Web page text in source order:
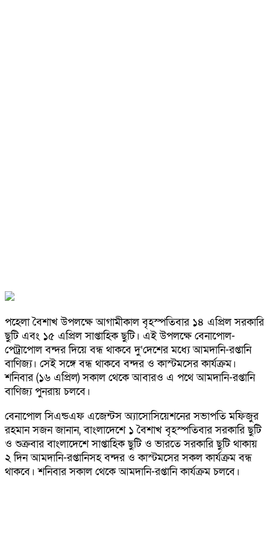
পহেলা বৈশাখ উপলক্ষে আগামীকাল বৃহস্পতিবার ১৪ এপ্রিল সরকারি
ছুটি এবং ১৫ এপ্রিল সাপ্তাহিক ছুটি। এই উপলক্ষে বেনাপোল-
পেট্রাপোল বন্দর দিয়ে বন্ধ থাকবে দু‘দেশের মধ্যে আমদানি-রপ্তানি
বাণিজ্য। সেই সঙ্গে বন্ধ থাকবে বন্দর ও কাস্টমসের কার্যক্রম।
শনিবার (১৬ এপ্রিল) সকাল থেকে আবারও এ পথে আমদানি-রপ্তানি
বাণিজ্য পুনরায় চলবে।
বেনাপোল সিএন্ডএফ এজেন্টস অ্যাসোসিয়েশনের সভাপতি মফিজুর
রহমান সজন জানান, বাংলাদেশে ১ বৈশাখ বৃহস্পতিবার সরকারি ছুটি
ও শুক্রবার বাংলাদেশে সাপ্তাহিক ছুটি ও ভারতে সরকারি ছুটি থাকায়
২ দিন আমদানি-রপ্তানিসহ বন্দর ও কাস্টমসের সকল কার্যক্রম বন্ধ
থাকবে। শনিবার সকাল থেকে আমদানি-রপ্তানি কার্যক্রম চলবে।